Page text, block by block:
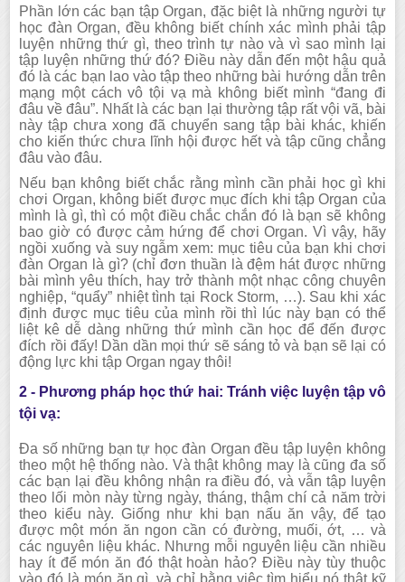
Phần lớn các bạn tập Organ, đặc biệt là những người tự
học đàn Organ, đều không biết chính xác mình phải tập
luyện những thứ gì, theo trình tự nào và vì sao mình lại
tập luyện những thứ đó? Điều này dẫn đến một hậu quả
đó là các bạn lao vào tập theo những bài hướng dẫn trên
mạng một cách vô tội vạ mà không biết mình “đang đi
đâu về đâu”. Nhất là các bạn lại thường tập rất vội vã, bài
này tập chưa xong đã chuyển sang tập bài khác, khiến
cho kiến thức chưa lĩnh hội được hết và tập cũng chẳng
đâu vào đâu.
Nếu bạn không biết chắc rằng mình cần phải học gì khi
chơi Organ, không biết được mục đích khi tập Organ của
mình là gì, thì có một điều chắc chắn đó là bạn sẽ không
bao giờ có được cảm hứng để chơi Organ. Vì vậy, hãy
ngồi xuống và suy ngẫm xem: mục tiêu của bạn khi chơi
đàn Organ là gì? (chỉ đơn thuần là đệm hát được những
bài mình yêu thích, hay trở thành một nhạc công chuyên
nghiệp, “quẩy” nhiệt tình tại Rock Storm, …). Sau khi xác
định được mục tiêu của mình rồi thì lúc này bạn có thể
liệt kê dễ dàng những thứ mình cần học để đến được
đích rồi đấy! Dần dần mọi thứ sẽ sáng tỏ và bạn sẽ lại có
động lực khi tập Organ ngay thôi!
2 - Phương pháp học thứ hai: Tránh việc luyện tập vô
tội vạ:
Đa số những bạn tự học đàn Organ đều tập luyện không
theo một hệ thống nào. Và thật không may là cũng đa số
các bạn lại đều không nhận ra điều đó, và vẫn tập luyện
theo lối mòn này từng ngày, tháng, thậm chí cả năm trời
theo kiểu này. Giống như khi bạn nấu ăn vậy, để tạo
được một món ăn ngon cần có đường, muối, ớt, … và
các nguyên liệu khác. Nhưng mỗi nguyên liệu cần nhiều
hay ít để món ăn đó thật hoàn hảo? Điều này tùy thuộc